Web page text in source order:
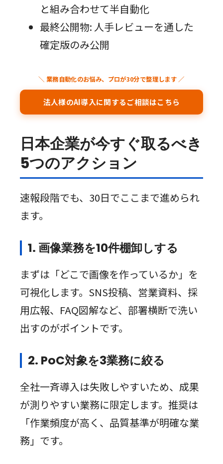
と組み合わせて半自動化
最終公開物: 人手レビューを通した
確定版のみ公開
＼ 業務自動化のお悩み、プロが30分で整理します ／
法人様のAI導入に関するご相談はこちら
日本企業が今すぐ取るべき
5つのアクション
速報段階でも、30日でここまで進められ
ます。
1. 画像業務を10件棚卸しする
まずは「どこで画像を作っているか」を
可視化します。SNS投稿、営業資料、採
用広報、FAQ図解など、部署横断で洗い
出すのがポイントです。
2. PoC対象を3業務に絞る
全社一斉導入は失敗しやすいため、成果
が測りやすい業務に限定します。推奨は
「作業頻度が高く、品質基準が明確な業
務」です。